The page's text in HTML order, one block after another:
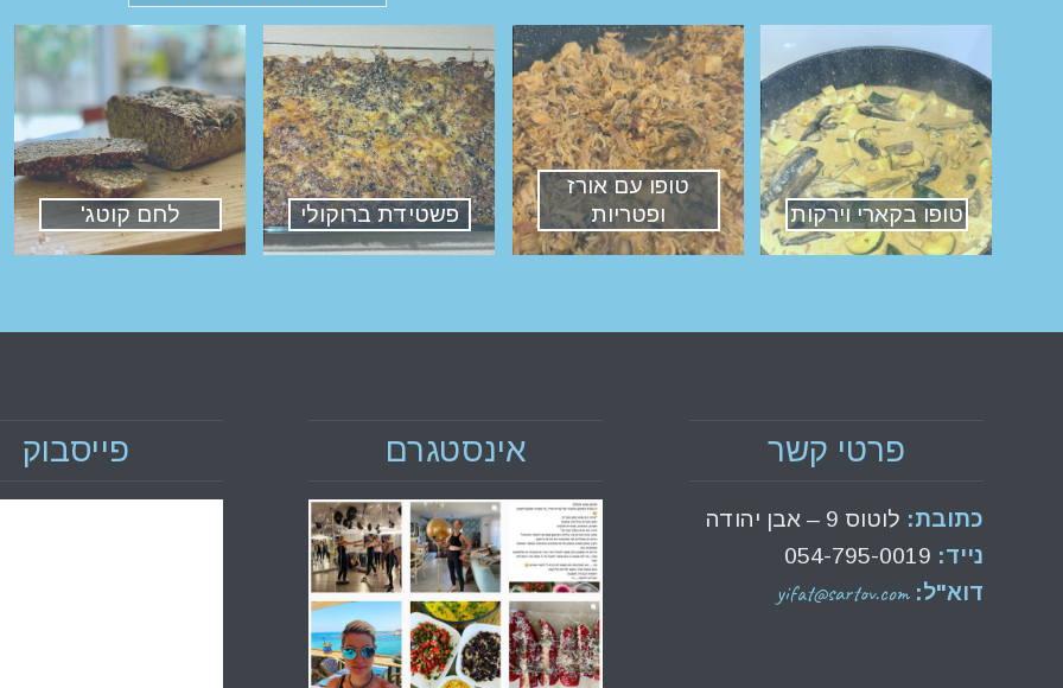
טופו בקארי וירקות
טופו עם אורז
ופטריות
פשטידת ברוקולי לחם קוטג'
פרטי קשר
כתובת: לוטוס 9 – אבן יהודה
נייד: 054-795-0019
דוא"ל:yifat@sartov.com
אינסטגרם פייסבוק